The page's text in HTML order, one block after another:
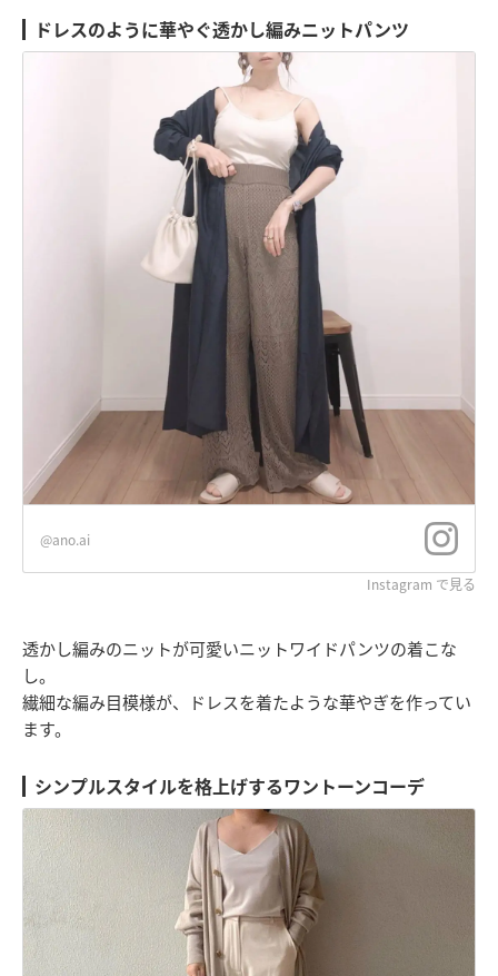
ドレスのように華やぐ透かし編みニットパンツ
@ano.ai
Instagram で見る
透かし編みのニットが可愛いニットワイドパンツの着こな
し。
繊細な編み目模様が、ドレスを着たような華やぎを作ってい
ます。
シンプルスタイルを格上げするワントーンコーデ